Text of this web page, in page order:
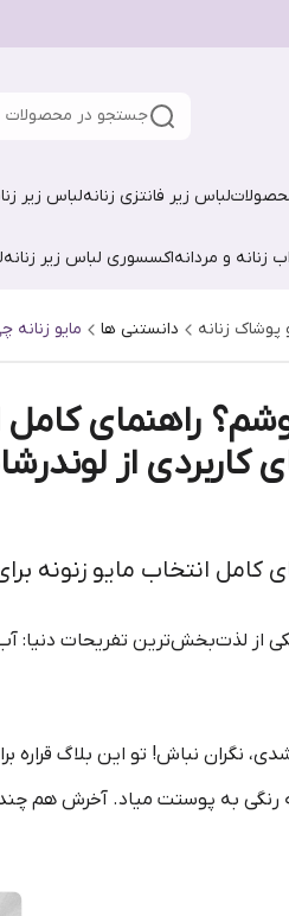
جستجو در محصولات
لباس زیر فانتزی زنانهلباس زیر
زنانه و مردانهاکسسوری لباس زیر زنانه
زنانه دانستنی ها مایو
راهنمای
کاربردی از
کامل انتخاب مایو زنونه
از لذت‌بخش‌ترین تفریحات دنیا:
نگران نباش! تو این بلاگ قراره
رنگی به پوستت میاد. آخرش هم